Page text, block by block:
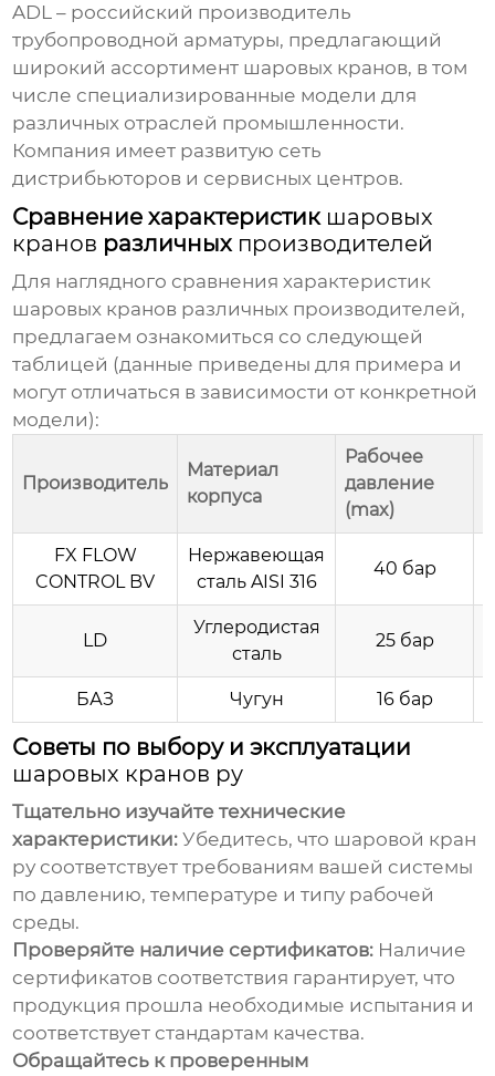
ADL – российский производитель
трубопроводной арматуры, предлагающий
широкий ассортимент шаровых кранов, в том
числе специализированные модели для
различных отраслей промышленности.
Компания имеет развитую сеть
дистрибьюторов и сервисных центров.
Сравнение характеристик шаровых
кранов различных производителей
Для наглядного сравнения характеристик
шаровых кранов различных производителей,
предлагаем ознакомиться со следующей
таблицей (данные приведены для примера и
могут отличаться в зависимости от конкретной
модели):
Производитель
Материал
корпуса
Рабочее
давление
(max)
FX FLOW
CONTROL BV
Нержавеющая
сталь AISI 316
40 бар
LD
Углеродистая
сталь
25 бар
БАЗ Чугун 16 бар
Советы по выбору и эксплуатации
шаровых кранов ру
Тщательно изучайте технические
характеристики: Убедитесь, что шаровой кран
ру соответствует требованиям вашей системы
по давлению, температуре и типу рабочей
среды.
Проверяйте наличие сертификатов: Наличие
сертификатов соответствия гарантирует, что
продукция прошла необходимые испытания и
соответствует стандартам качества.
Обращайтесь к проверенным